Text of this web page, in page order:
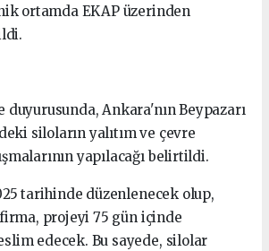
ortamda EKAP üzerinden
duyurusunda, Ankara'nın Beypazarı
siloların yalıtım ve çevre
yapılacağı belirtildi.
tarihinde düzenlenecek olup,
projeyi 75 gün içinde
edecek. Bu sayede, silolar